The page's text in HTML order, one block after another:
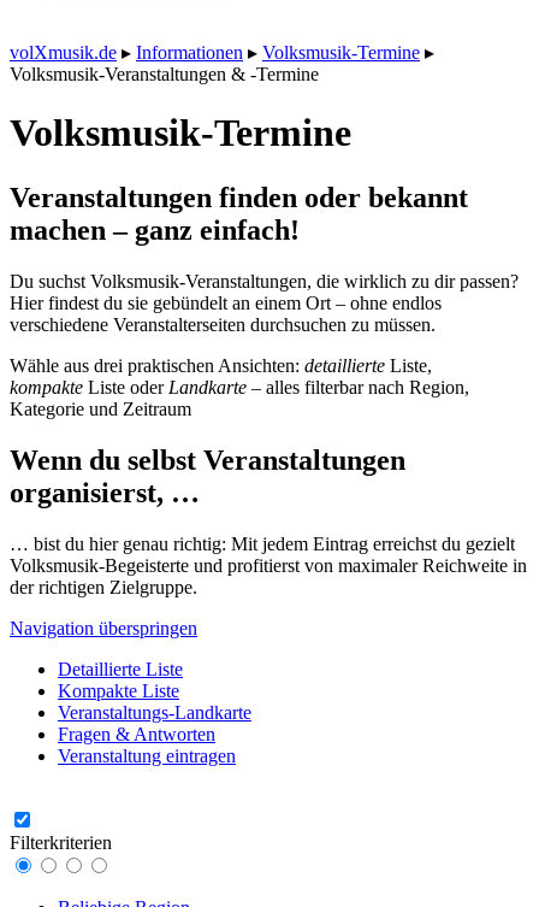
volXmusik.de ▸ Informationen ▸ Volksmusik-Termine ▸
Volksmusik-Veranstaltungen & -Termine
Volksmusik-Termine
Veranstaltungen finden oder bekannt
machen – ganz einfach!
Du suchst Volksmusik-Veranstaltungen, die wirklich zu dir passen?
Hier findest du sie gebündelt an einem Ort – ohne endlos
verschiedene Veranstalterseiten durchsuchen zu müssen.
Wähle aus drei praktischen Ansichten: detaillierte Liste,
kompakte Liste oder Landkarte – alles filterbar nach Region,
Kategorie und Zeitraum
Wenn du selbst Veranstaltungen
organisierst, …
… bist du hier genau richtig: Mit jedem Eintrag erreichst du gezielt
Volksmusik-Begeisterte und profitierst von maximaler Reichweite in
der richtigen Zielgruppe.
Navigation überspringen
Detaillierte Liste
Kompakte Liste
Veranstaltungs-Landkarte
Fragen & Antworten
Veranstaltung eintragen
Filterkriterien